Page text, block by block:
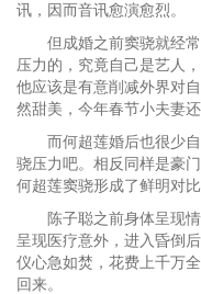
讯，因而音讯愈演愈烈。
但成婚之前窦骁就经常
压力的，究竟自己是艺人
他应该是有意削减外界对
然甜美，今年春节小夫妻
而何超莲婚后也很少自
骁压力吧。相反同样是豪
何超莲窦骁形成了鲜明对比
陈子聪之前身体呈现情
呈现医疗意外，进入昏倒
仪心急如焚，花费上千万
回来。